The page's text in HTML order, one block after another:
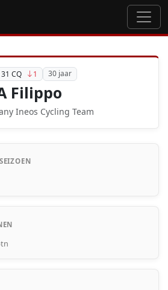
31 CQ 1 30 jaar
Filippo
Ineos Cycling Team